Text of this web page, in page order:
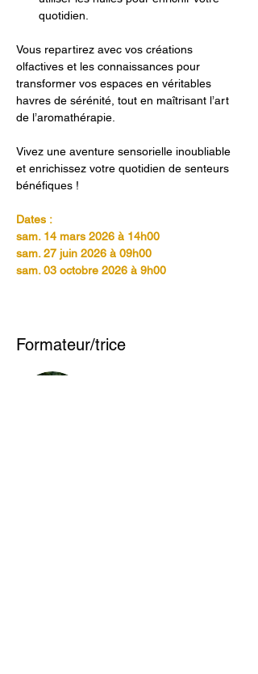
quotidien.
Vous repartirez avec vos créations
olfactives et les connaissances pour
transformer vos espaces en véritables
havres de sérénité, tout en maîtrisant l’art
de l’aromathérapie.
Vivez une aventure sensorielle inoubliable
et enrichissez votre quotidien de senteurs
bénéfiques !
Dates :
sam. 14 mars 2026 à 14h00
sam. 27 juin 2026 à 09h00
sam. 03 octobre 2026 à 9h00
Formateur/trice